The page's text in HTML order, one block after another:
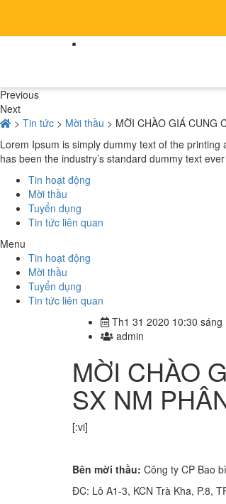
Previous
Next
> Tin tức > Mời thầu > MỜI CHÀO GIÁ CUNG
Lorem Ipsum is simply dummy text of the
has been the industry’s standard dummy text
Tin hoạt động
Mời thầu
Tuyển dụng
Tin tức liên quan
Menu
Tin hoạt động
Mời thầu
Tuyển dụng
Tin tức liên quan
Th1 31 2020 10:30 sáng
admin
MỜI CHÀO
SX NM
[:vi]
Bên mời thầu: Công ty CP Bao
ĐC: Lô A1-3, KCN Trà Kha, P.8,